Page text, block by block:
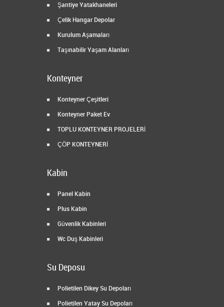
Şantiye Yatakhaneleri
Çelik Hangar Depolar
Kurulum Aşamaları
Taşınabilir Yaşam Alanları
Konteyner
Konteyner Çeşitleri
Konteyner Paket Ev
TOPLU KONTEYNER PROJELERİ
ÇÖP KONTEYNERİ
Kabin
Panel Kabin
Plus Kabin
Güvenlik Kabinleri
Wc Duş Kabinleri
Su Deposu
Polietilen Dikey Su Depoları
Polietilen Yatay Su Depoları